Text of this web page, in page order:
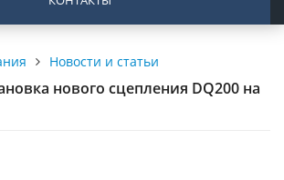
Новости и статьи
нового сцепления DQ200 на